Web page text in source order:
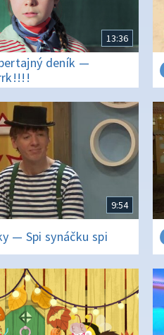
13:36
deník —
9:54
— Spi synáčku spi